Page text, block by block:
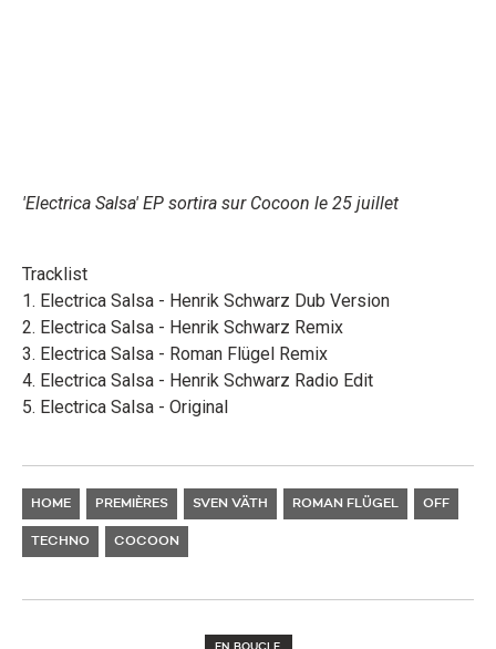
'Electrica Salsa' EP sortira sur Cocoon le 25 juillet
Tracklist
1. Electrica Salsa - Henrik Schwarz Dub Version
2. Electrica Salsa - Henrik Schwarz Remix
3. Electrica Salsa - Roman Flügel Remix
4. Electrica Salsa - Henrik Schwarz Radio Edit
5. Electrica Salsa - Original
HOME PREMIÈRES SVEN VÄTH ROMAN FLÜGEL OFF
TECHNO COCOON